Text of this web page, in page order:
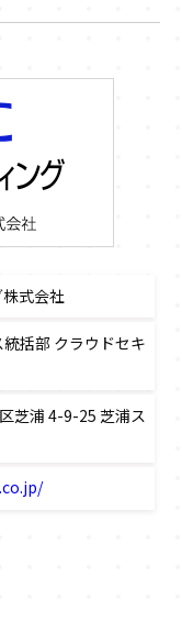
式会社
括部 クラウドセキ
芝浦 4-9-25 芝浦ス